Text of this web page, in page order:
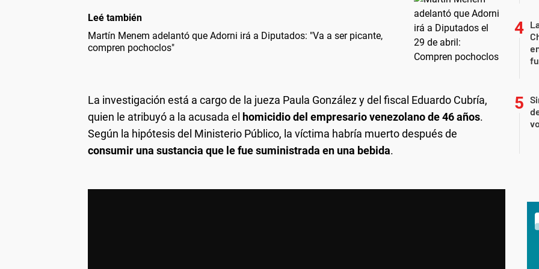
Leé también
Martín Menem adelantó que Adorni irá a Diputados: "Va a ser picante,
compren pochoclos"
La investigación está a cargo de la jueza Paula González y del fiscal Eduardo Cubría,
quien le atribuyó a la acusada el homicidio del empresario venezolano de 46 años.
Según la hipótesis del Ministerio Público, la víctima habría muerto después de
consumir una sustancia que le fue suministrada en una bebida.